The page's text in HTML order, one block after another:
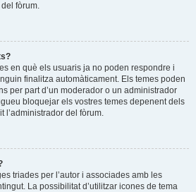
fòrum.
en què els usuaris ja no poden respondre i
finalitza automàticament. Els temes poden
per part d’un moderador o un administrador
bloquejar els vostres temes depenent dels
l’administrador del fòrum.
triades per l’autor i associades amb les
La possibilitat d’utilitzar icones de tema